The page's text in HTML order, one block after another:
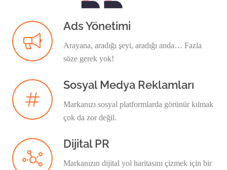
Ads Yönetimi
Arayana, aradığı şeyi, aradığı anda… Fazla
söze gerek yok!
Sosyal Medya Reklamları
Markanızı sosyal platformlarda görünür kılmak
çok da zor değil.
Dijital PR
Markanızın dijital yol haritasını çizmek için bir